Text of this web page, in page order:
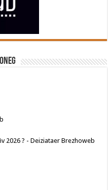
2026 ? - Deiziataer Brezhoweb